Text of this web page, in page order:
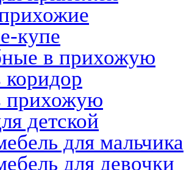
купе
в прихожую
детской
для мальчика
для девочки